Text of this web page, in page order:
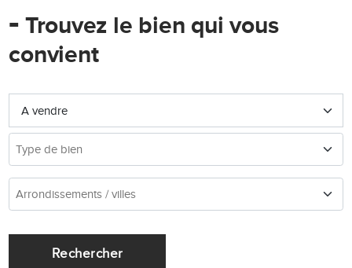
- Trouvez le bien qui vous
convient
Rechercher